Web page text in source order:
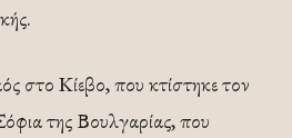
στο Κίεβο, που κτίστηκε τον
της Βουλγαρίας, που